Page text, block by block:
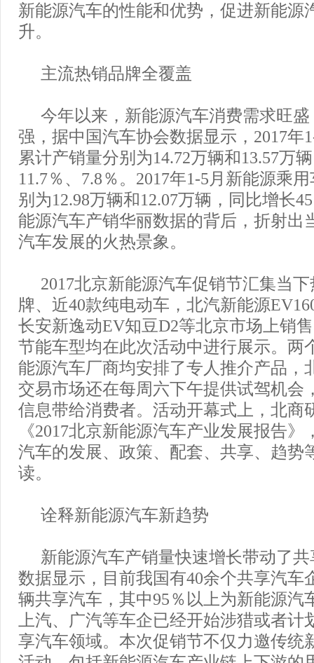
新能源汽车的性能和优势，促进新能源
升。
主流热销品牌全覆盖
今年以来，新能源汽车消费需求旺
强，据中国汽车协会数据显示，2017年
累计产销量分别为14.72万辆和13.57万
11.7％、7.8％。2017年1-5月新能源乘
别为12.98万辆和12.07万辆，同比增长
能源汽车产销华丽数据的背后，折射出
汽车发展的火热景象。
2017北京新能源汽车促销节汇集当
牌、近40款纯电动车，北汽新能源
长安新逸动EV知豆D2等北京市场上销
节能车型均在此次活动中进行展示。两
能源汽车厂商均安排了专人推介产品，
交易市场还在每周六下午提供试驾机会
信息带给消费者。活动开幕式上，北商
《2017北京新能源汽车产业发展报告》
汽车的发展、政策、配套、共享、趋势
读。
诠释新能源汽车新趋势
新能源汽车产销量快速增长带动了
数据显示，目前我国有40余个共享汽车
辆共享汽车，其中95％以上为新能源汽
上汽、广汽等车企已经开始涉猎或者计
享汽车领域。本次促销节不仅力邀传统